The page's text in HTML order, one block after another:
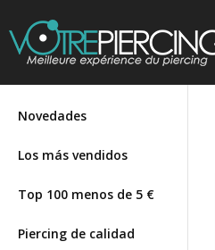
Novedades
Los más vendidos
Top 100 menos de 5 €
Piercing de calidad